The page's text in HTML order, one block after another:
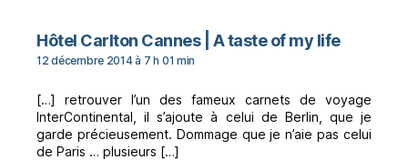
Hôtel Carlton Cannes | A taste of my lifedit :
12 décembre 2014 à 7 h 01 min
[…] retrouver l’un des fameux carnets de voyage
InterContinental, il s’ajoute à celui de Berlin, que je
garde précieusement. Dommage que je n’aie pas celui
de Paris … plusieurs […]